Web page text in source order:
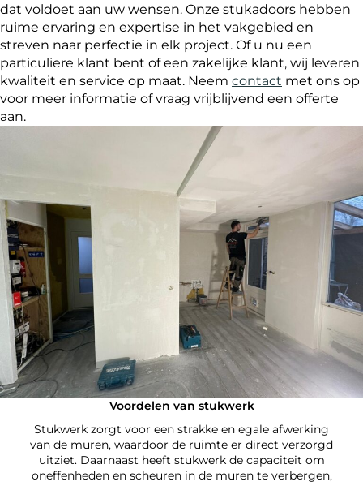
dat voldoet aan uw wensen. Onze stukadoors hebben
ruime ervaring en expertise in het vakgebied en
streven naar perfectie in elk project. Of u nu een
particuliere klant bent of een zakelijke klant, wij leveren
kwaliteit en service op maat. Neem contact met ons op
voor meer informatie of vraag vrijblijvend een offerte
aan.
Voordelen van stukwerk
Stukwerk zorgt voor een strakke en egale afwerking
van de muren, waardoor de ruimte er direct verzorgd
uitziet. Daarnaast heeft stukwerk de capaciteit om
oneffenheden en scheuren in de muren te verbergen,